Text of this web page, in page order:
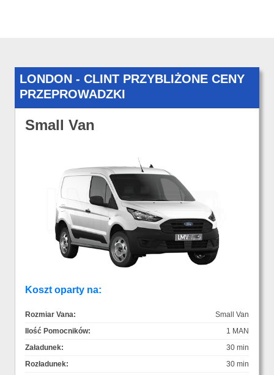
LONDON - CLINT PRZYBLIŻONE CENY
PRZEPROWADZKI
Small Van
Koszt oparty na:
Rozmiar Vana:
Small Van
Ilość Pomocników:
1 MAN
Załadunek:
30 min
Rozładunek:
30 min